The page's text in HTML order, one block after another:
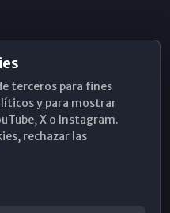
terceros para fines
y para mostrar
X o Instagram.
rechazar las